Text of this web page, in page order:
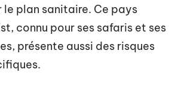
le plan sanitaire. Ce pays
connu pour ses safaris et ses
présente aussi des risques